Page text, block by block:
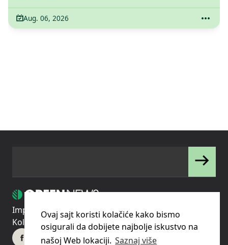
Aug. 06, 2026
Impressum Uslovi korišćenjaPolitika privatnosti
Kolačići
Pravila o korišćenju kolačića (cookies)
Ovaj sajt koristi kolačiće kako bismo
osigurali da dobijete najbolje iskustvo na
našoj Web lokaciji. Saznaj više